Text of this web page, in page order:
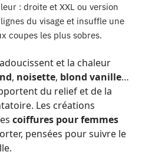
: droite et XXL ou version
du visage et insuffle une
coupes les plus sobres.
et la chaleur
, noisette, blond vanille…
du relief et de la
Les créations
coiffures pour femmes
pensées pour suivre le